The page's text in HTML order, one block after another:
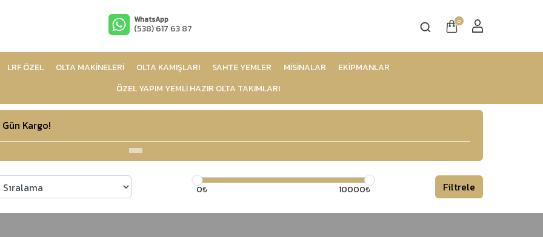
WhatsApp
(538) 617 63 87
0
LRF ÖZEL OLTA MAKİNELERİ OLTA KAMIŞLARI SAHTE YEMLER MİSİNALAR
EKİPMANLAR
ÖZEL YAPIM YEMLİ HAZIR OLTA TAKIMLARI
Kargo!
0₺ 10000₺ Filtrele